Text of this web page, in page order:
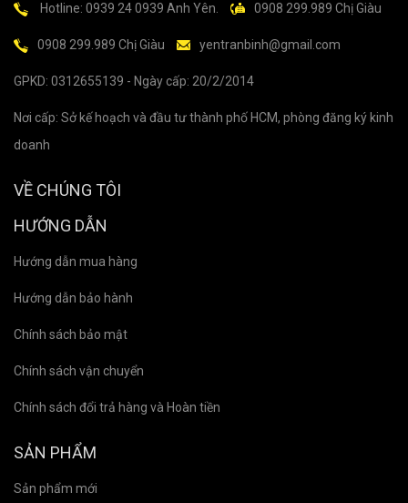
Hotline: 0939 24 0939 Anh Yên. 0908 299.989 Chị Giàu
0908 299.989 Chị Giàu yentranbinh@gmail.com
GPKD: 0312655139 - Ngày cấp: 20/2/2014
Nơi cấp: Sở kế hoạch và đầu tư thành phố HCM, phòng đăng ký kinh
doanh
VỀ CHÚNG TÔI
HƯỚNG DẪN
Hướng dẫn mua hàng
Hướng dẫn bảo hành
Chính sách bảo mật
Chính sách vận chuyển
Chính sách đổi trả hàng và Hoàn tiền
SẢN PHẨM
Sản phẩm mới